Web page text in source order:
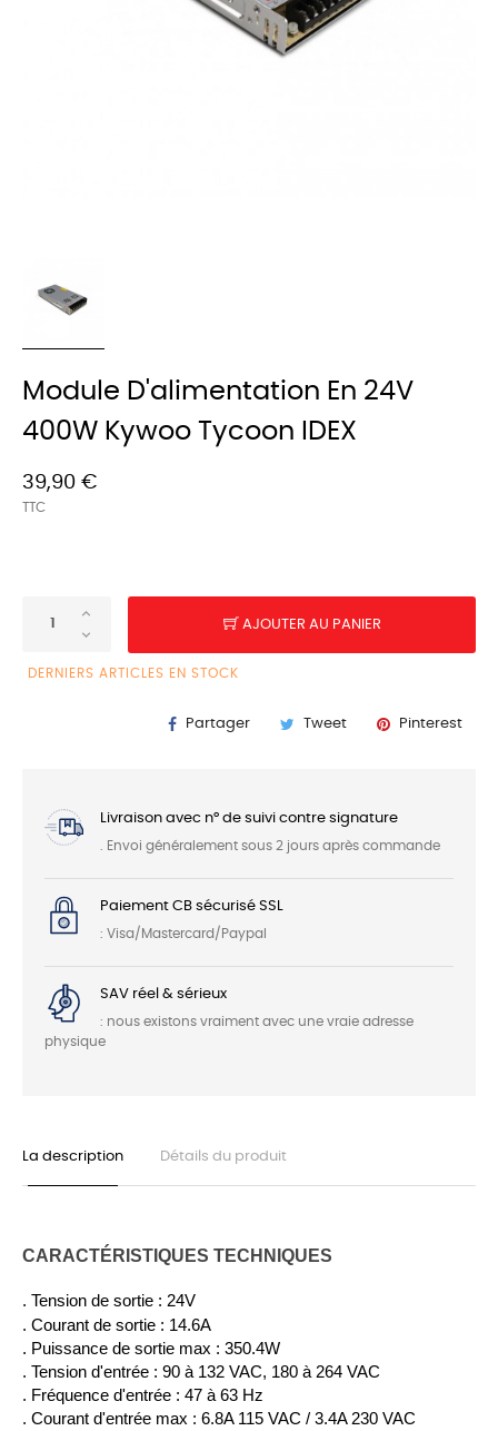
Module D'alimentation En 24V
400W Kywoo Tycoon IDEX
39,90 €
TTC
AJOUTER AU PANIER
DERNIERS ARTICLES EN STOCK
Partager Tweet Pinterest
Livraison avec n° de suivi contre signature
. Envoi généralement sous 2 jours après commande
Paiement CB sécurisé SSL
: Visa/Mastercard/Paypal
SAV réel & sérieux
: nous existons vraiment avec une vraie adresse
physique
La description Détails du produit
CARACTÉRISTIQUES TECHNIQUES
. Tension de sortie : 24V
. Courant de sortie : 14.6A
. Puissance de sortie max : 350.4W
. Tension d'entrée : 90 à 132 VAC, 180 à 264 VAC
. Fréquence d'entrée : 47 à 63 Hz
. Courant d'entrée max : 6.8A 115 VAC / 3.4A 230 VAC